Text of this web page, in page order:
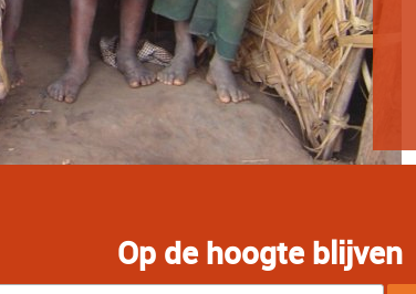
Op de hoogte blijven